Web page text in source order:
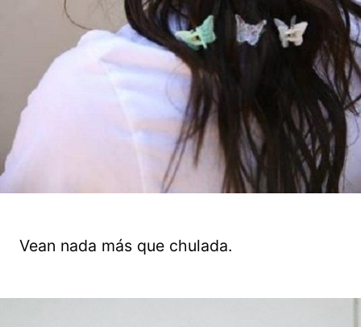
Vean nada más que chulada.